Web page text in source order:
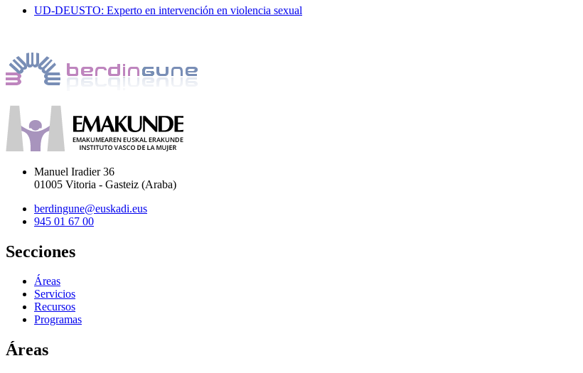
UD-DEUSTO: Experto en intervención en violencia sexual
Manuel Iradier 36
01005 Vitoria - Gasteiz (Araba)
berdingune@euskadi.eus
945 01 67 00
Secciones
Áreas
Servicios
Recursos
Programas
Áreas